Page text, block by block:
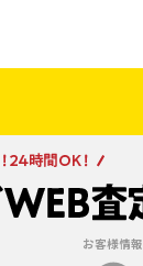
お客様情報